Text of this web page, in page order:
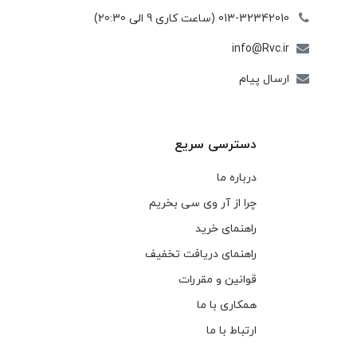
013-32342010 (ساعت کاری 9 الی 20:30)
info@Rvc.ir
ارسال پیام
دسترسی سریع
درباره ما
چرا از آر وی سی بخریم
راهنمای خرید
راهنمای دریافت تخفیف
قوانین و مقررات
همکاری با ما
ارتباط با ما